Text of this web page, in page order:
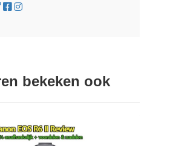
bekeken ook